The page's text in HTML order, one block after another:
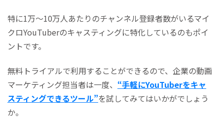
特に1万～10万人あたりのチャンネル登録者数がいるマイ
クロYouTuberのキャスティングに特化しているのもポイ
ントです。
無料トライアルで利用することができるので、企業の動画
マーケティング担当者は一度、 “手軽にYouTuberをキャ
スティングできるツール”を試してみてはいかがでしょう
か。